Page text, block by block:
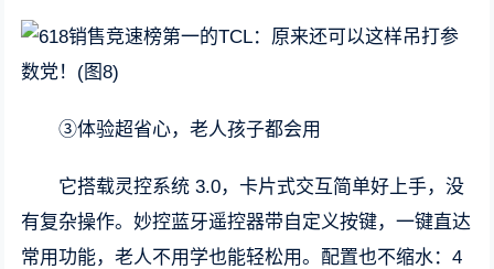
③体验超省心，老人孩子都会用
它搭载灵控系统 3.0，卡片式交互简单好上手，没
有复杂操作。妙控蓝牙遥控器带自定义按键，一键直达
常用功能，老人不用学也能轻松用。配置也不缩水：4